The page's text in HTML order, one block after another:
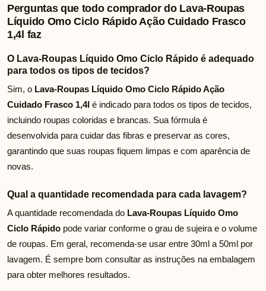
Perguntas que todo comprador do Lava-Roupas
Líquido Omo Ciclo Rápido Ação Cuidado Frasco
1,4l faz
O Lava-Roupas Líquido Omo Ciclo Rápido é adequado
para todos os tipos de tecidos?
Sim, o Lava-Roupas Líquido Omo Ciclo Rápido Ação
Cuidado Frasco 1,4l é indicado para todos os tipos de tecidos,
incluindo roupas coloridas e brancas. Sua fórmula é
desenvolvida para cuidar das fibras e preservar as cores,
garantindo que suas roupas fiquem limpas e com aparência de
novas.
Qual a quantidade recomendada para cada lavagem?
A quantidade recomendada do Lava-Roupas Líquido Omo
Ciclo Rápido pode variar conforme o grau de sujeira e o volume
de roupas. Em geral, recomenda-se usar entre 30ml a 50ml por
lavagem. É sempre bom consultar as instruções na embalagem
para obter melhores resultados.